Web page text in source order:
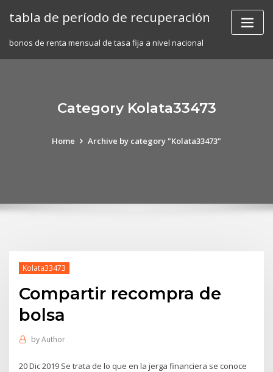
tabla de período de recuperación
bonos de renta mensual de tasa fija a nivel nacional
Category Kolata33473
Home Archive by category "Kolata33473"
Kolata33473
Compartir recompra de
bolsa
byAuthor
20 Dic 2019 Se trata de lo que en la jerga financiera se conoce